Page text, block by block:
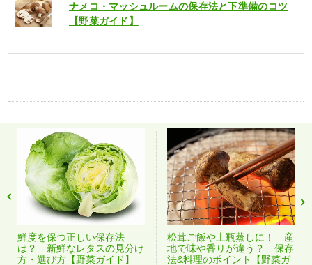
ナメコ・マッシュルームの保存法と下準備のコツ
【野菜ガイド】
鮮度を保つ正しい保存法
は？ 新鮮なレタスの見分け
方・選び方【野菜ガイド】
松茸ご飯や土瓶蒸しに！ 産
地で味や香りが違う？ 保存
法&料理のポイント【野菜ガ